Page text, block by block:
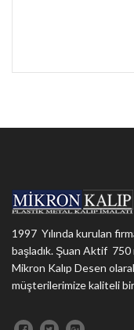
1997 Yılında kurulan
başladık. Şuan Aktif
Mikron Kalıp Desen
müşterilerimize kaliteli